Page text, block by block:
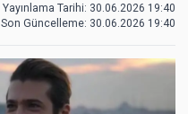
Yayınlama Tarihi: 30.06.2026 19:40
Son Güncelleme: 30.06.2026 19:40